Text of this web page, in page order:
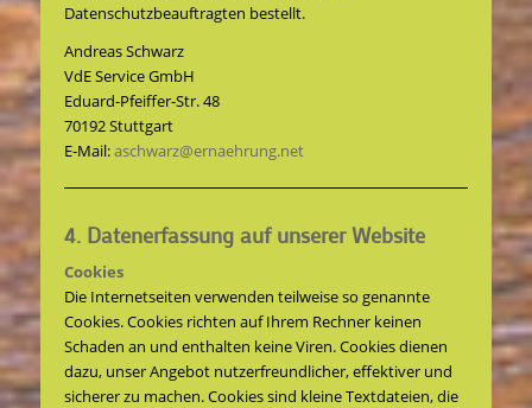
Datenschutzbeauftragten bestellt.
Andreas Schwarz
VdE Service GmbH
Eduard-Pfeiffer-Str. 48
70192 Stuttgart
E-Mail:aschwarz@ernaehrung.net
4. Datenerfassung auf unserer Website
Cookies
Die Internetseiten verwenden teilweise so genannte
Cookies. Cookies richten auf Ihrem Rechner keinen
Schaden an und enthalten keine Viren. Cookies dienen
dazu, unser Angebot nutzerfreundlicher, effektiver und
sicherer zu machen. Cookies sind kleine Textdateien, die